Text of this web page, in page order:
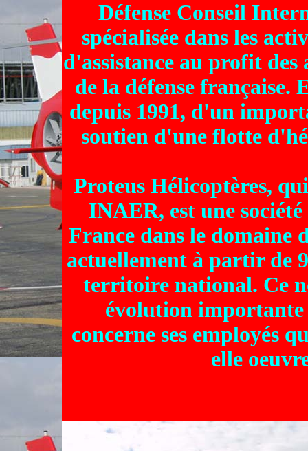
Défense Conseil
spécialisée dans les
d'assistance au profit des
de la défense
depuis 1991, d'un
soutien d'une flotte
Proteus Hélicoptères,
INAER, est une
France dans le domaine
actuellement à partir de
territoire national. Ce
évolution
concerne ses employés
elle